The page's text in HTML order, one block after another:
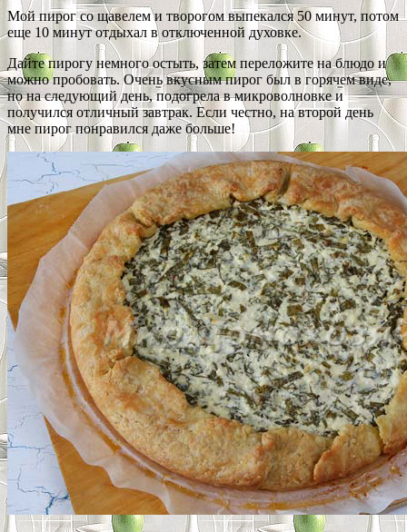
Мой пирог со щавелем и творогом выпекался 50 минут, потом
еще 10 минут отдыхал в отключенной духовке.
Дайте пирогу немного остыть, затем переложите на блюдо и
можно пробовать. Очень вкусным пирог был в горячем виде,
но на следующий день, подогрела в микроволновке и
получился отличный завтрак. Если честно, на второй день
мне пирог понравился даже больше!